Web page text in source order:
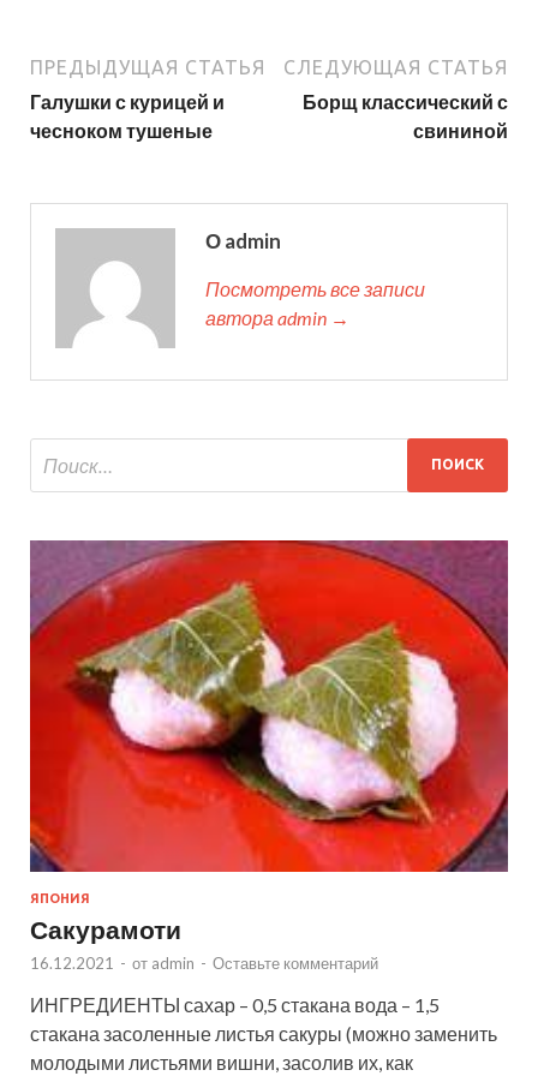
ПРЕДЫДУЩАЯ СТАТЬЯ
Галушки с курицей и
чесноком тушеные
СЛЕДУЮЩАЯ СТАТЬЯ
Борщ классический с
свининой
О admin
Посмотреть все записи
автора admin →
ЯПОНИЯ
Сакурамоти
16.12.2021 - от admin - Оставьте комментарий
ИНГРЕДИЕНТЫ сахар – 0,5 стакана вода – 1,5
стакана засоленные листья сакуры (можно заменить
молодыми листьями вишни, засолив их, как